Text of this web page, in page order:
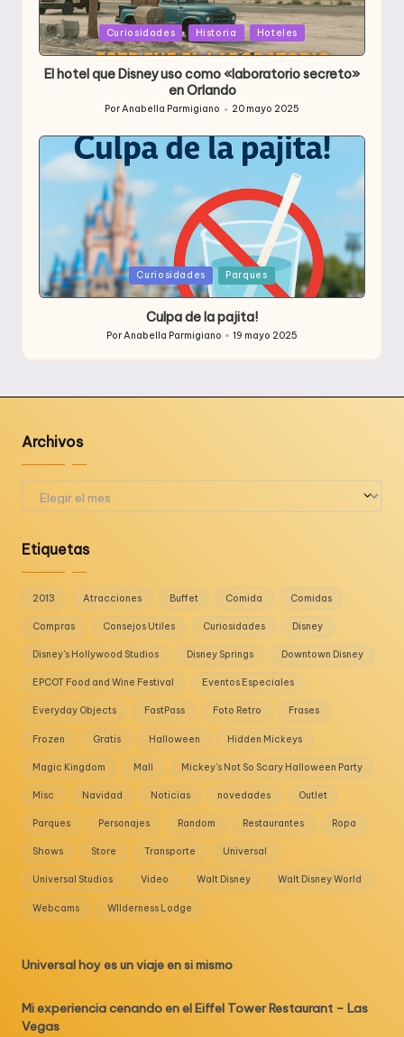
Publicada
en
Curiosidades Historia Hoteles
El hotel que Disney uso como «laboratorio secreto»
en Orlando
PorAnabella Parmigiano 20 mayo 2025
Publicada
en
Curiosidades Parques
Culpa de la pajita!
Publicado
por
PorAnabella Parmigiano 19 mayo 2025
Archivos
Etiquetas
2013 Atracciones Buffet Comida Comidas
Compras Consejos Utiles Curiosidades Disney
Disney's Hollywood Studios Disney Springs Downtown Disney
EPCOT Food and Wine Festival Eventos Especiales
Everyday Objects FastPass Foto Retro Frases
Frozen Gratis Halloween Hidden Mickeys
Magic Kingdom Mall Mickey's Not So Scary Halloween Party
Misc Navidad Noticias novedades Outlet
Parques Personajes Random Restaurantes Ropa
Shows Store Transporte Universal
Universal Studios Video Walt Disney Walt Disney World
Webcams WIlderness Lodge
Universal hoy es un viaje en si mismo
Mi experiencia cenando en el Eiffel Tower Restaurant – Las
Vegas